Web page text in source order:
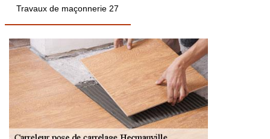
Travaux de maçonnerie 27